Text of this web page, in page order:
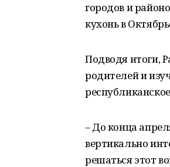
городов и
кухонь в
Подводя итоги,
родителей и
– До конца
вертикально
решаться этот